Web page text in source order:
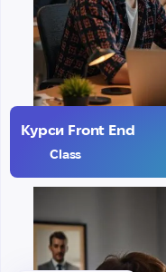
Курси Front End
Class